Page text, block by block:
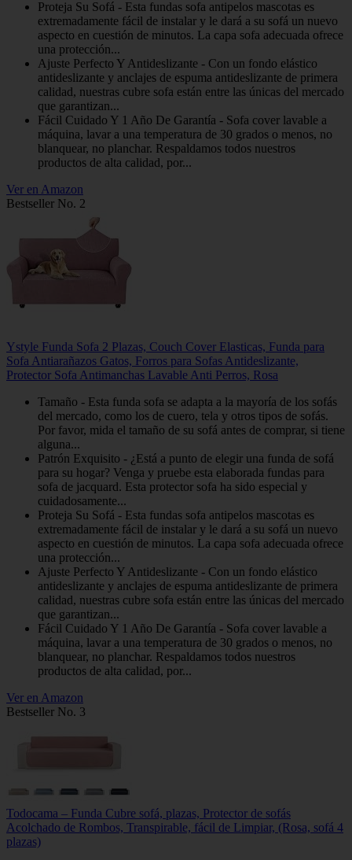
Proteja Su Sofá - Esta fundas sofa antipelos mascotas es
extremadamente fácil de instalar y le dará a su sofá un nuevo
aspecto en cuestión de minutos. La capa sofa adecuada ofrece
una protección...
Ajuste Perfecto Y Antideslizante - Con un fondo elástico
antideslizante y anclajes de espuma antideslizante de primera
calidad, nuestras cubre sofa están entre las únicas del mercado
que garantizan...
Fácil Cuidado Y 1 Año De Garantía - Sofa cover lavable a
máquina, lavar a una temperatura de 30 grados o menos, no
blanquear, no planchar. Respaldamos todos nuestros
productos de alta calidad, por...
Ver en Amazon
Bestseller No. 2
Ystyle Funda Sofa 2 Plazas, Couch Cover Elasticas, Funda para
Sofa Antiarañazos Gatos, Forros para Sofas Antideslizante,
Protector Sofa Antimanchas Lavable Anti Perros, Rosa
Tamaño - Esta funda sofa se adapta a la mayoría de los sofás
del mercado, como los de cuero, tela y otros tipos de sofás.
Por favor, mida el tamaño de su sofá antes de comprar, si tiene
alguna...
Patrón Exquisito - ¿Está a punto de elegir una funda de sofá
para su hogar? Venga y pruebe esta elaborada fundas para
sofa de jacquard. Esta protector sofa ha sido especial y
cuidadosamente...
Proteja Su Sofá - Esta fundas sofa antipelos mascotas es
extremadamente fácil de instalar y le dará a su sofá un nuevo
aspecto en cuestión de minutos. La capa sofa adecuada ofrece
una protección...
Ajuste Perfecto Y Antideslizante - Con un fondo elástico
antideslizante y anclajes de espuma antideslizante de primera
calidad, nuestras cubre sofa están entre las únicas del mercado
que garantizan...
Fácil Cuidado Y 1 Año De Garantía - Sofa cover lavable a
máquina, lavar a una temperatura de 30 grados o menos, no
blanquear, no planchar. Respaldamos todos nuestros
productos de alta calidad, por...
Ver en Amazon
Bestseller No. 3
Todocama – Funda Cubre sofá, plazas, Protector de sofás
Acolchado de Rombos, Transpirable, fácil de Limpiar, (Rosa, sofá 4
plazas)